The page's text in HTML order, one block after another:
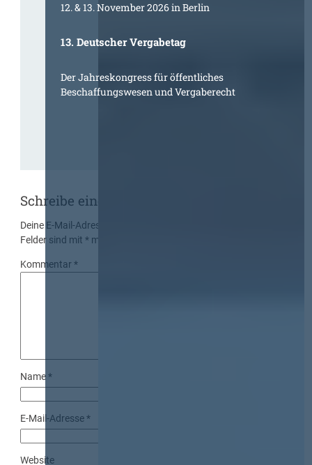
12. & 13. November 2026 in Berlin
13. Deutscher Vergabetag
Der Jahreskongress für öffentliches
Beschaffungswesen und Vergaberecht
Schreibe einen Kommentar
Deine E-Mail-Adresse wird nicht veröffentlicht.
Felder sind mit* markiert
Kommentar*
Name*
E-Mail-Adresse*
Website